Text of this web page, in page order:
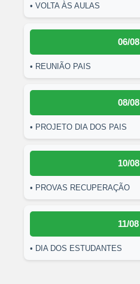
• VOLTA ÀS AULAS
06/08
• REUNIÃO PAIS
08/08
• PROJETO DIA DOS PAIS
10/08
• PROVAS RECUPERAÇÃO
11/08
• DIA DOS ESTUDANTES